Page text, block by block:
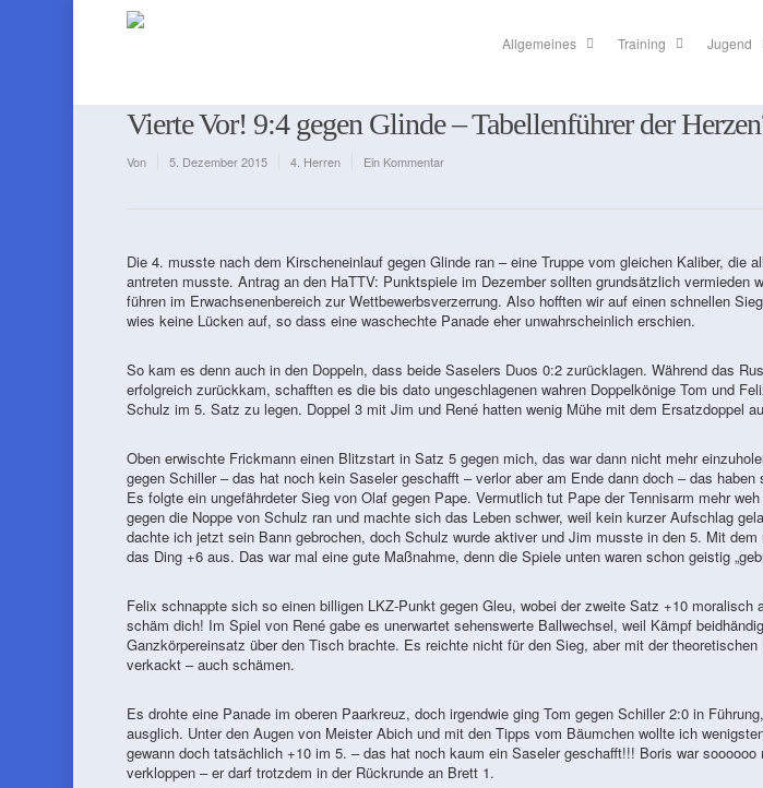
Allgemeines Training Jugend
Vierte Vor! 9:4 gegen Glinde – Tabellenführer der
Von 5. Dezember 2015 4. Herren Ein Kommentar
Die 4. musste nach dem Kirscheneinlauf gegen Glinde ran – eine Truppe vom gleichen Kaliber, die
antreten musste. Antrag an den HaTTV: Punktspiele im Dezember sollten grundsätzlich vermieden
führen im Erwachsenenbereich zur Wettbewerbsverzerrung. Also hofften wir auf einen schnellen
wies keine Lücken auf, so dass eine waschechte Panade eher unwahrscheinlich erschien.
So kam es denn auch in den Doppeln, dass beide Saselers Duos 0:2 zurücklagen. Während das
erfolgreich zurückkam, schafften es die bis dato ungeschlagenen wahren Doppelkönige Tom und
Schulz im 5. Satz zu legen. Doppel 3 mit Jim und René hatten wenig Mühe mit dem Ersatzdoppel
Oben erwischte Frickmann einen Blitzstart in Satz 5 gegen mich, das war dann nicht mehr
gegen Schiller – das hat noch kein Saseler geschafft – verlor aber am Ende dann doch – das
Es folgte ein ungefährdeter Sieg von Olaf gegen Pape. Vermutlich tut Pape der Tennisarm mehr
gegen die Noppe von Schulz ran und machte sich das Leben schwer, weil kein kurzer Aufschlag
dachte ich jetzt sein Bann gebrochen, doch Schulz wurde aktiver und Jim musste in den 5. Mit
das Ding +6 aus. Das war mal eine gute Maßnahme, denn die Spiele unten waren schon geistig
Felix schnappte sich so einen billigen LKZ-Punkt gegen Gleu, wobei der zweite Satz +10 moralisch
schäm dich! Im Spiel von René gabe es unerwartet sehenswerte Ballwechsel, weil Kämpf
Ganzkörpereinsatz über den Tisch brachte. Es reichte nicht für den Sieg, aber mit der
verkackt – auch schämen.
Es drohte eine Panade im oberen Paarkreuz, doch irgendwie ging Tom gegen Schiller 2:0 in
ausglich. Unter den Augen von Meister Abich und mit den Tipps vom Bäumchen wollte ich
gewann doch tatsächlich +10 im 5. – das hat noch kaum ein Saseler geschafft!!! Boris war
verkloppen – er darf trotzdem in der Rückrunde an Brett 1.